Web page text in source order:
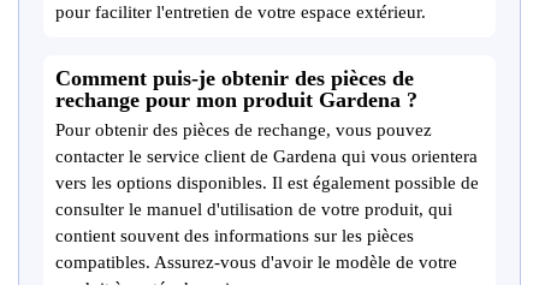
pour faciliter l'entretien de votre espace extérieur.
Comment puis-je obtenir des pièces de
rechange pour mon produit Gardena ?
Pour obtenir des pièces de rechange, vous pouvez
contacter le service client de Gardena qui vous orientera
vers les options disponibles. Il est également possible de
consulter le manuel d'utilisation de votre produit, qui
contient souvent des informations sur les pièces
compatibles. Assurez-vous d'avoir le modèle de votre